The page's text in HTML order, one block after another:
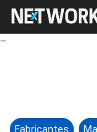
Fabricantes